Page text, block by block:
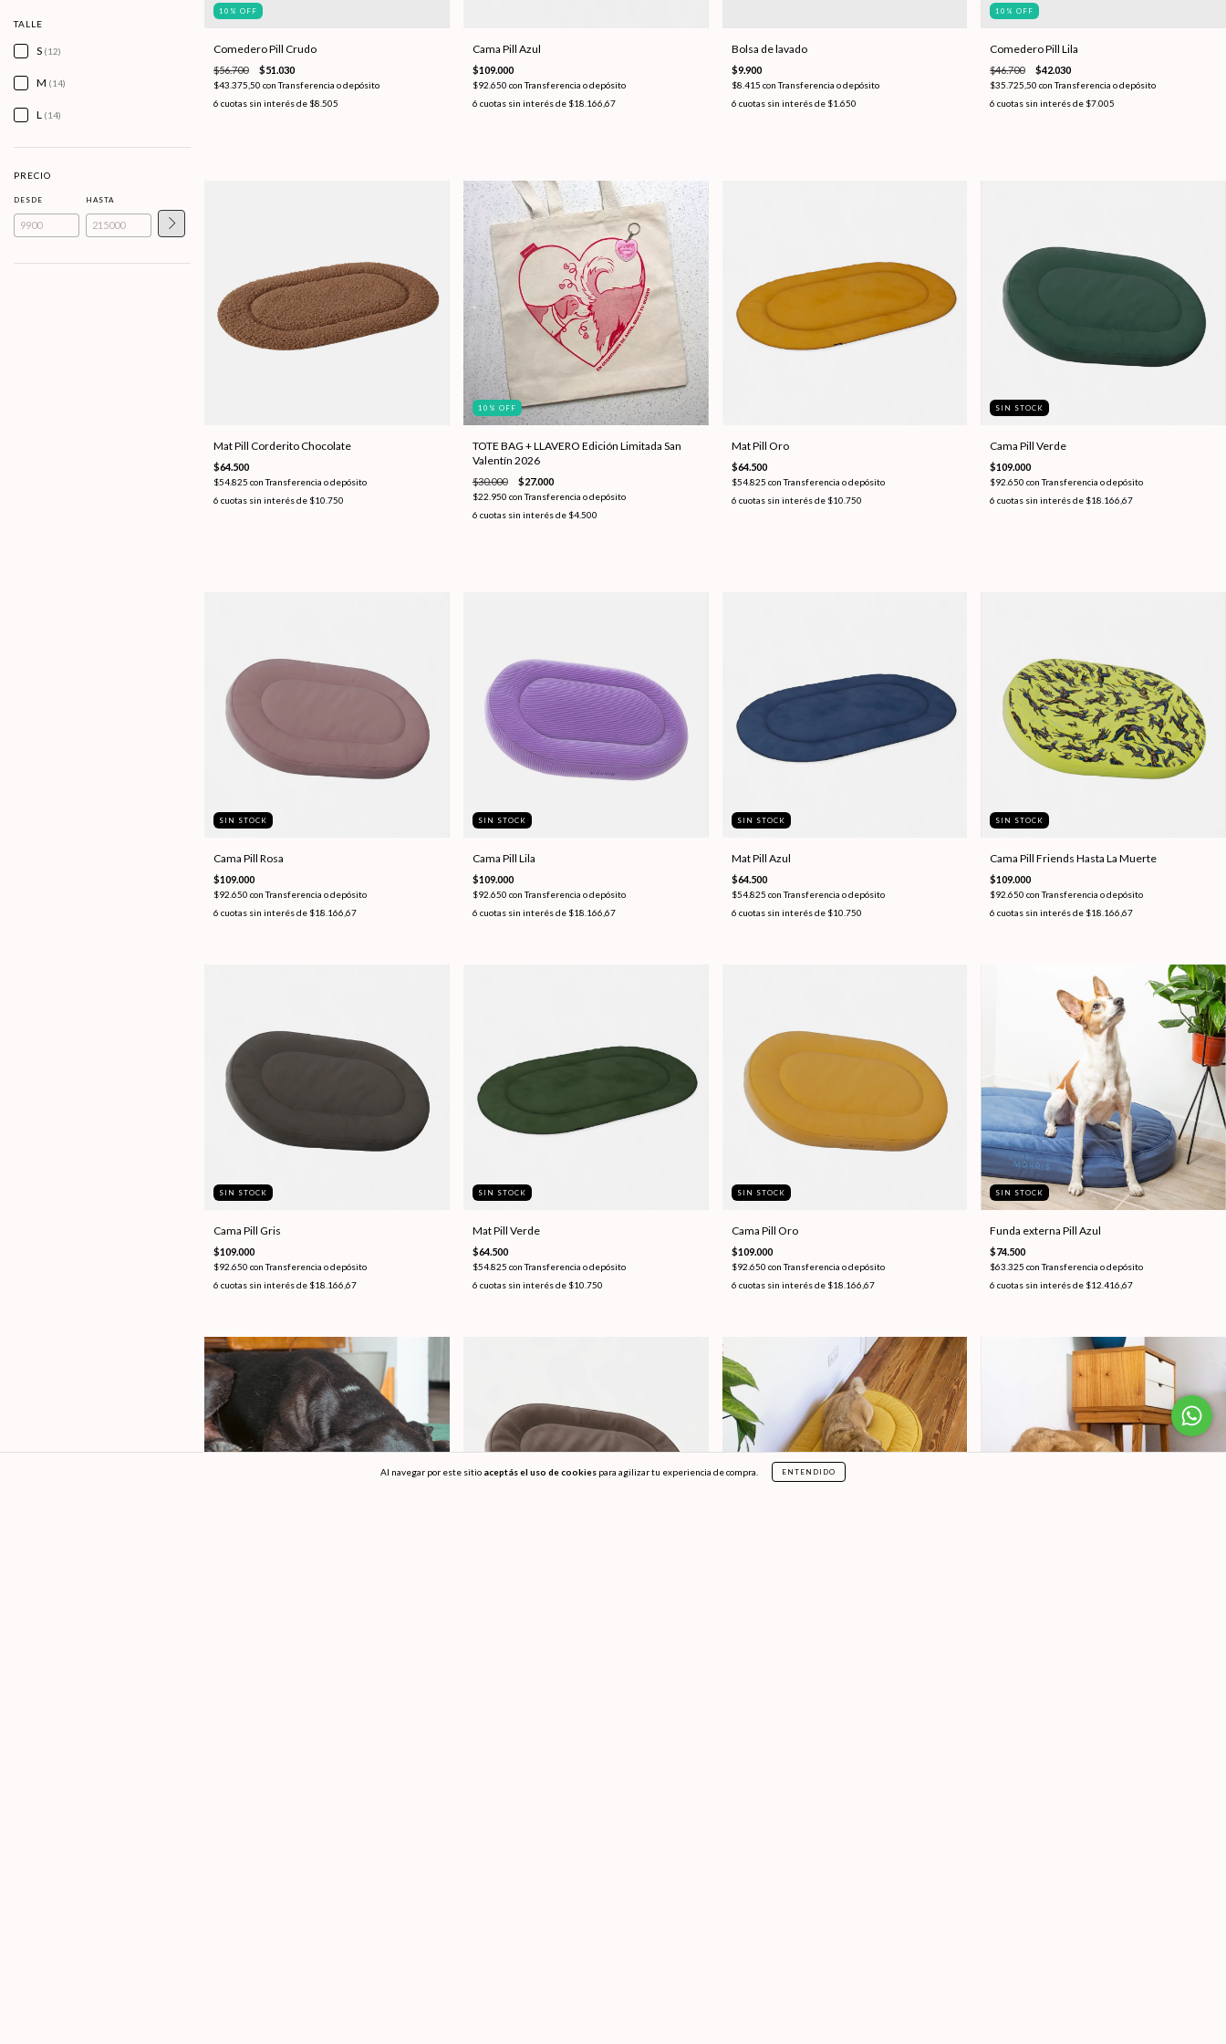
Al navegar por este sitio aceptás el uso de cookies para agilizar tu experiencia de compra. ENTENDIDO
TALLE
S (12)
M (14)
L (14)
PRECIO
DESDE HASTA
10 % OFF
Comedero Pill Crudo
$56.700 $51.030
$43.375,50 con Transferencia o depósito
6 cuotas sin interés de $8.505
Cama Pill Azul
$109.000
$92.650 con Transferencia o depósito
6 cuotas sin interés de $18.166,67
Bolsa de lavado
$9.900
$8.415 con Transferencia o depósito
6 cuotas sin interés de $1.650
10 %OFF
Comedero Pill Lila
$46.700 $42.030
$35.725,50con Transferencia o depósito
6 cuotas sin interés de $7.005
Mat Pill Corderito Chocolate
$64.500
$54.825 con Transferencia o depósito
6 cuotas sin interés de $10.750
10 % OFF
TOTE BAG + LLAVERO Edición Limitada San
Valentín 2026
$30.000 $27.000
$22.950 con Transferencia o depósito
6 cuotas sin interés de $4.500
Mat Pill Oro
$64.500
$54.825 con Transferencia o depósito
6 cuotas sin interés de $10.750
SIN STOCK
Cama Pill Verde
$109.000
$92.650con Transferencia o depósito
6 cuotas sin interés de $18.166,67
SIN STOCK
Cama Pill Rosa
$109.000
$92.650 con Transferencia o depósito
6 cuotas sin interés de $18.166,67
SIN STOCK
Cama Pill Lila
$109.000
$92.650 con Transferencia o depósito
6 cuotas sin interés de $18.166,67
SIN STOCK
Mat Pill Azul
$64.500
$54.825 con Transferencia o depósito
6 cuotas sin interés de $10.750
SIN STOCK
Cama Pill Friends Hasta La Muerte
$109.000
$92.650con Transferencia o depósito
6 cuotas sin interés de $18.166,67
SIN STOCK
Cama Pill Gris
$109.000
$92.650 con Transferencia o depósito
6 cuotas sin interés de $18.166,67
SIN STOCK
Mat Pill Verde
$64.500
$54.825 con Transferencia o depósito
6 cuotas sin interés de $10.750
SIN STOCK
Cama Pill Oro
$109.000
$92.650 con Transferencia o depósito
6 cuotas sin interés de $18.166,67
SIN STOCK
Funda externa Pill Azul
$74.500
$63.325con Transferencia o depósito
6 cuotas sin interés de $12.416,67